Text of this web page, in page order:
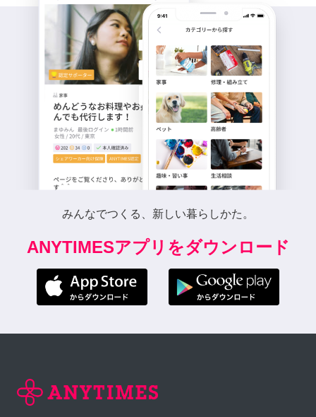
みんなでつくる、新しい暮らしかた。
ANYTIMESアプリをダウンロード